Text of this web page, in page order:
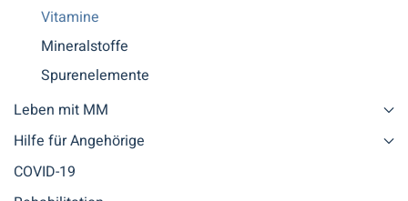
Vitamine
Mineralstoffe
Spurenelemente
Leben mit MM
Hilfe für Angehörige
COVID-19